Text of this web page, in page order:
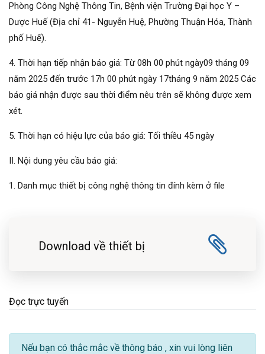
Phòng Công Nghệ Thông Tin, Bệnh viện Trường Đại học Y –
Dược Huế (Địa chỉ 41- Nguyễn Huệ, Phường Thuận Hóa, Thành
phố Huế).
4. Thời hạn tiếp nhận báo giá: Từ 08h 00 phút ngày09 tháng 09
năm 2025 đến trước 17h 00 phút ngày 17tháng 9 năm 2025 Các
báo giá nhận được sau thời điểm nêu trên sẽ không được xem
xét.
5. Thời hạn có hiệu lực của báo giá: Tối thiều 45 ngày
II. Nội dung yêu cầu báo giá:
1. Danh mục thiết bị công nghệ thông tin đính kèm ở file
Download về thiết bị
Đọc trực tuyến
Nếu bạn có thắc mắc về thông báo , xin vui lòng liên